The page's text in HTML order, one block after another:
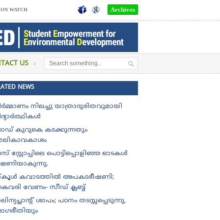
WATCH Archives
US
NEWS
നിലച്ചു യാത്രാദുരിതവുമായി
കുറുകെ കടക്കുന്നതും
സ്റ്റോപ്പിലെ പൊട്ടിപ്പൊളിഞ്ഞ ഓടകൾ
കവാടത്തിൽ അപകടഭീഷണി;
വേണം- സീഡ് ക്ലബ്ബ്
ശാപം; പഠനം തടസ്സപ്പെടുന്നു,